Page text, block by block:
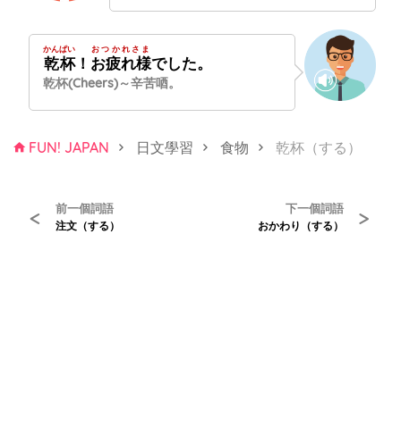
乾杯
かんぱい
！ お疲れ様
おつかれさま
でした。
乾杯(Cheers)～辛苦唒。
FUN! JAPAN 日文學習 食物 乾杯（する）
< 前一個詞語
注文（する）
下一個詞語
おかわり（する） >